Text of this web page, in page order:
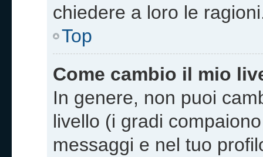
chiedere a loro le
Top
Come cambio il mio
In genere, non puoi
livello (i gradi
messaggi e nel tuo